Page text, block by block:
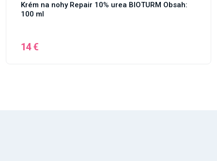
Krém na nohy Repair 10% urea BIOTURM Obsah:
100 ml
14 €